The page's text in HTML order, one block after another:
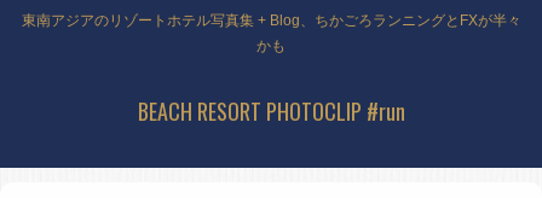
東南アジアのリゾートホテル写真集 + Blog、ちかごろランニングとFXが半々
かも
BEACH RESORT PHOTOCLIP #run